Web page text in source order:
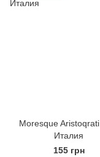
Moresque Aristoqrati
Италия
155 грн